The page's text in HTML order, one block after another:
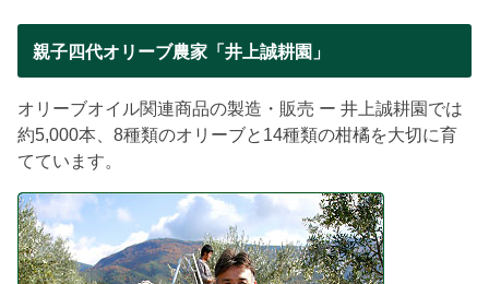
親子四代オリーブ農家「井上誠耕園」
オリーブオイル関連商品の製造・販売 ー 井上誠耕園では
約5,000本、8種類のオリーブと14種類の柑橘を大切に育
てています。